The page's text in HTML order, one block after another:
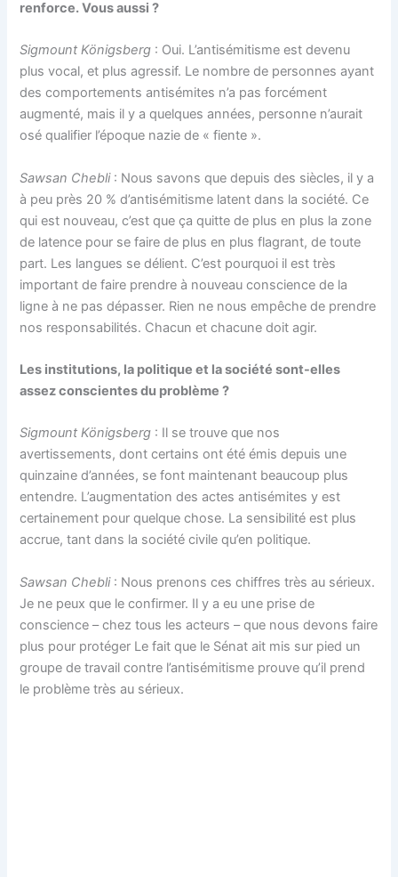
renforce. Vous aussi ?
Sigmount Königsberg : Oui. L’antisémitisme est devenu
plus vocal, et plus agressif. Le nombre de personnes ayant
des comportements antisémites n’a pas forcément
augmenté, mais il y a quelques années, personne n’aurait
osé qualifier l’époque nazie de « fiente ».
Sawsan Chebli: Nous savons que depuis des siècles, il y a
à peu près 20 % d’antisémitisme latent dans la société. Ce
qui est nouveau, c’est que ça quitte de plus en plus la zone
de latence pour se faire de plus en plus flagrant, de toute
part. Les langues se délient. C’est pourquoi il est très
important de faire prendre à nouveau conscience de la
ligne à ne pas dépasser. Rien ne nous empêche de prendre
nos responsabilités. Chacun et chacune doit agir.
Les institutions, la politique et la société sont-elles
assez conscientes du problème ?
Sigmount Königsberg : Il se trouve que nos
avertissements, dont certains ont été émis depuis une
quinzaine d’années, se font maintenant beaucoup plus
entendre. L’augmentation des actes antisémites y est
certainement pour quelque chose. La sensibilité est plus
accrue, tant dans la société civile qu’en politique.
Sawsan Chebli: Nous prenons ces chiffres très au sérieux.
Je ne peux que le confirmer. Il y a eu une prise de
conscience – chez tous les acteurs – que nous devons faire
plus pour protéger Le fait que le Sénat ait mis sur pied un
groupe de travail contre l’antisémitisme prouve qu’il prend
le problème très au sérieux.